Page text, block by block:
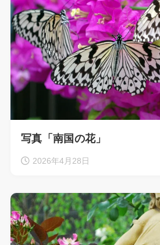
写真「南国の花」
2026年4月28日